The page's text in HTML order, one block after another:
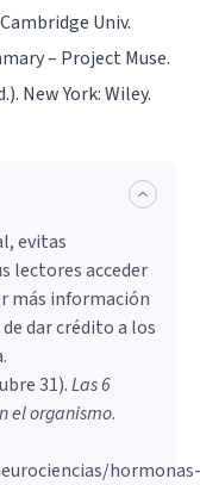
Univ.
– Project Muse.
New York: Wiley.
evitas
lectores acceder
más información
dar crédito a los
31).Las 6
el organismo.
hormonas-